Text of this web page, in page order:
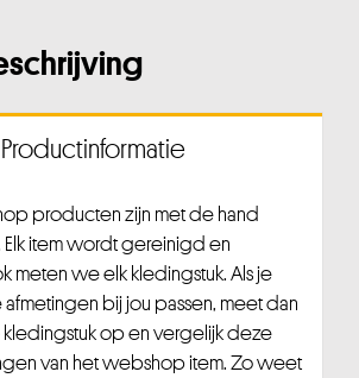
Productinformatie
producten zijn met de hand
item wordt gereinigd en
meten we elk kledingstuk. Als je
bij jou passen, meet dan
op en vergelijk deze
van het webshop item. Zo weet